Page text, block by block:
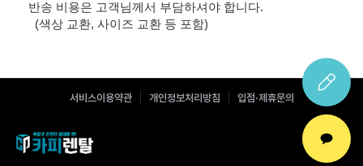
반송 비용은 고객님께서 부담하셔야 합니다.
(색상 교환, 사이즈 교환 등 포함)
서비스이용약관 개인정보처리방침 입점·제휴문의